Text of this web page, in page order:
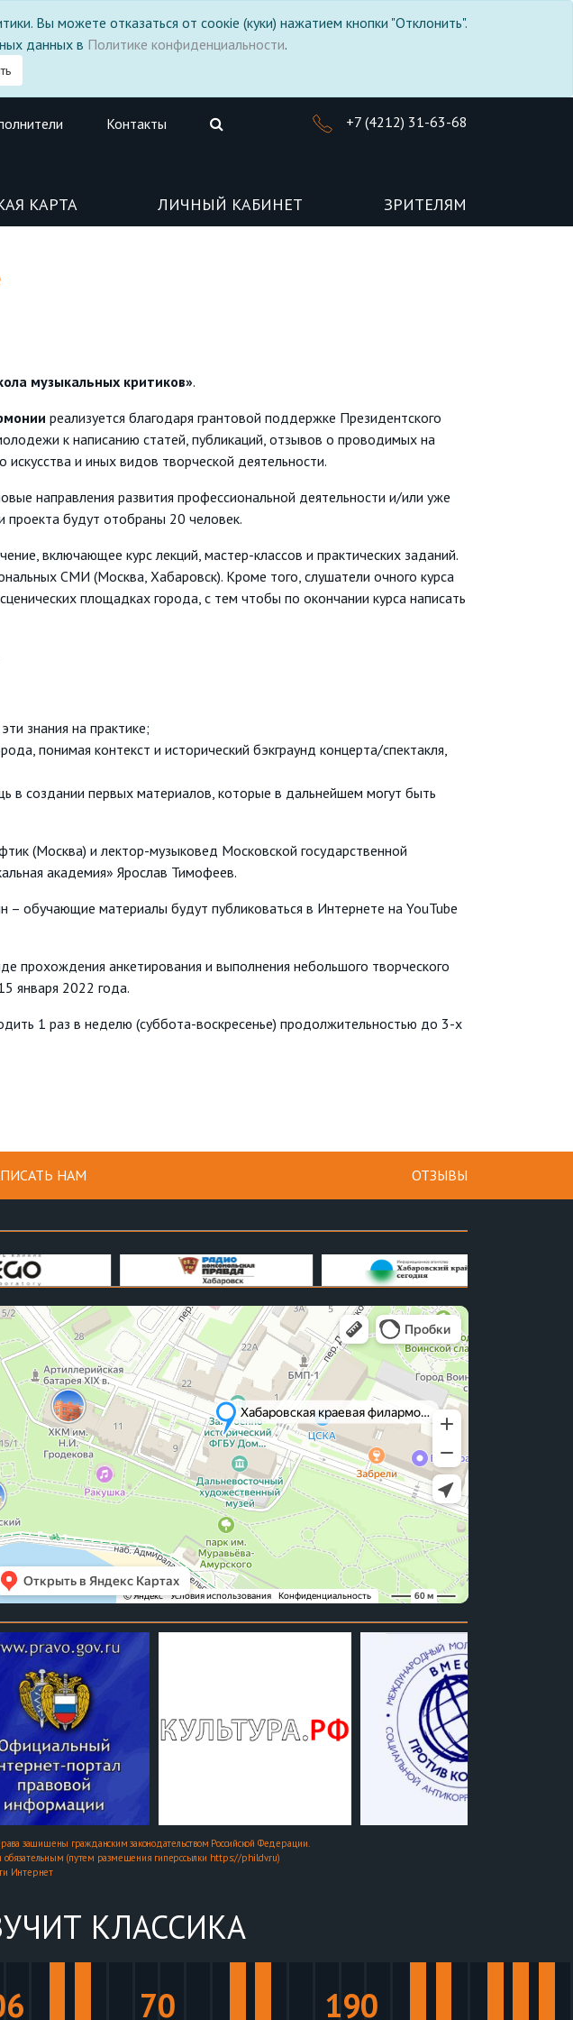
Вы можете отказаться от соокіе (куки) нажатием кнопки "Отклонить".
данных в Политике конфиденциальности.
Контакты +7 (4212) 31-63-68
КАРТА ЛИЧНЫЙ КАБИНЕТ ЗРИТЕЛЯМ
музыкальных критиков».
реализуется благодаря грантовой поддержке Президентского
к написанию статей, публикаций, отзывов о проводимых на
и иных видов творческой деятельности.
направления развития профессиональной деятельности и/или уже
будут отобраны 20 человек.
включающее курс лекций, мастер-классов и практических заданий.
СМИ (Москва, Хабаровск). Кроме того, слушатели очного курса
площадках города, с тем чтобы по окончании курса написать
знания на практике;
понимая контекст и исторический бэкграунд концерта/спектакля,
в создании первых материалов, которые в дальнейшем могут быть
(Москва) и лектор-музыковед Московской государственной
академия» Ярослав Тимофеев.
обучающие материалы будут публиковаться в Интернете на YouTube
прохождения анкетирования и выполнения небольшого творческого
января 2022 года.
1 раз в неделю (суббота-воскресенье) продолжительностью до 3-х
НАМ ОТЗЫВЫ
защищены гражданским законодательством Российской Федерации.
обязательным (путем размещения гиперссылки https://phildv.ru)
Интернет
КЛАССИКА
70 190